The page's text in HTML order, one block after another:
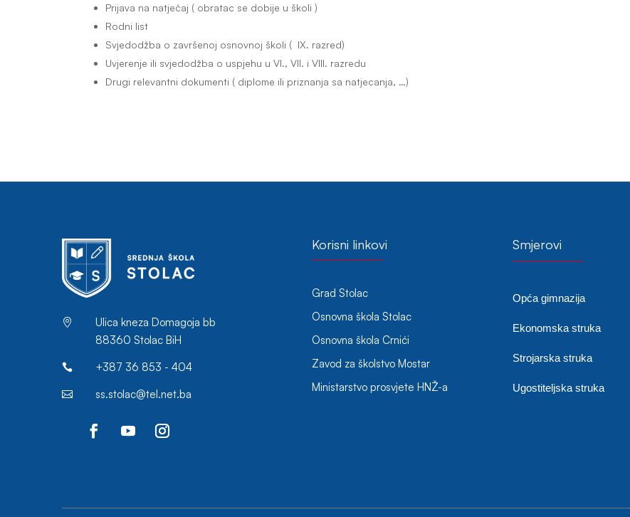
Prijava na natječaj ( obratac se dobije u školi )
Rodni list
Svjedodžba o završenoj osnovnoj školi ( IX. razred)
Uvjerenje ili svjedodžba o uspjehu u VI., VII. i VIII. razredu
Drugi relevantni dokumenti ( diplome ili priznanja sa natjecanja, …)

Ulica kneza Domagoja bb
88360 Stolac BiH
 +387 36 853 - 404
 ss.stolac@tel.net.ba
Korisni linkovi
Grad Stolac
Osnovna škola Stolac
Osnovna škola Crnići
Zavod za školstvo Mostar
Ministarstvo prosvjete HNŽ-a
Smjerovi
Opća gimnazija
Ekonomska struka
Strojarska struka
Ugostiteljska struka